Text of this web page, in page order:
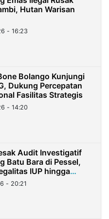
Hutan Warisan
- 16:23
Bolango Kunjungi
Dukung Percepatan
Fasilitas Strategis
- 14:20
Audit Investigatif
Batu Bara di Pessel,
IUP hingga
- 20:21